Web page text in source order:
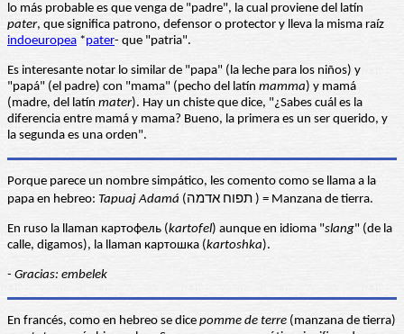
lo más probable es que venga de "padre", la cual proviene del latín
pater, que significa patrono, defensor o protector y lleva la misma raíz
indoeuropea *pater- que "patria".
Es interesante notar lo similar de "papa" (la leche para los niños) y
"papá" (el padre) con "mama" (pecho del latín mamma) y mamá
(madre, del latín mater). Hay un chiste que dice, "¿Sabes cuál es la
diferencia entre mamá y mama? Bueno, la primera es un ser querido, y
la segunda es una orden".
Porque parece un nombre simpático, les comento como se llama a la
papa en hebreo: Tapuaj Adamá (תפוח אדמה ) = Manzana de tierra.
En ruso la llaman картофель (kartofel) aunque en idioma "slang" (de la
calle, digamos), la llaman картошка (kartoshka).
- Gracias: embelek
En francés, como en hebreo se dice pomme de terre (manzana de tierra)